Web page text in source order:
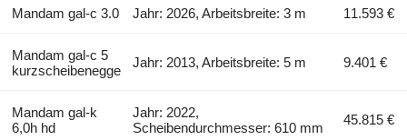
Mandam gal-c 3.0 Jahr: 2026, Arbeitsbreite: 3 m 11.593 €
Mandam gal-c 5
kurzscheibenegge
Jahr: 2013, Arbeitsbreite: 5 m 9.401 €
Mandam gal-k
6,0h hd
Jahr: 2022,
Scheibendurchmesser: 610 mm
45.815 €